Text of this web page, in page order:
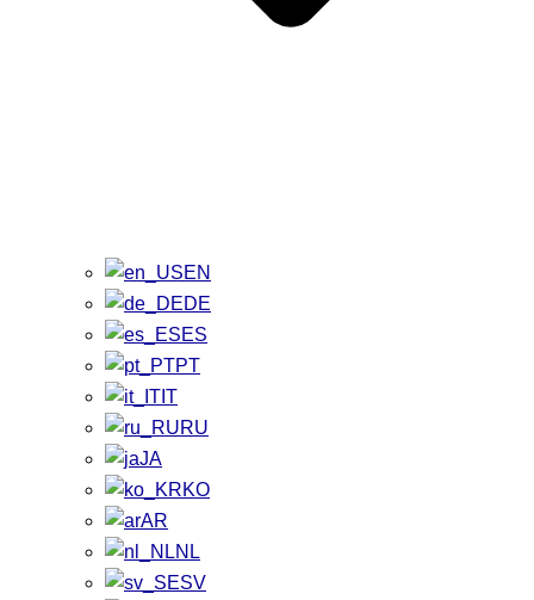
EN
DE
ES
PT
IT
RU
JA
KO
AR
NL
SV